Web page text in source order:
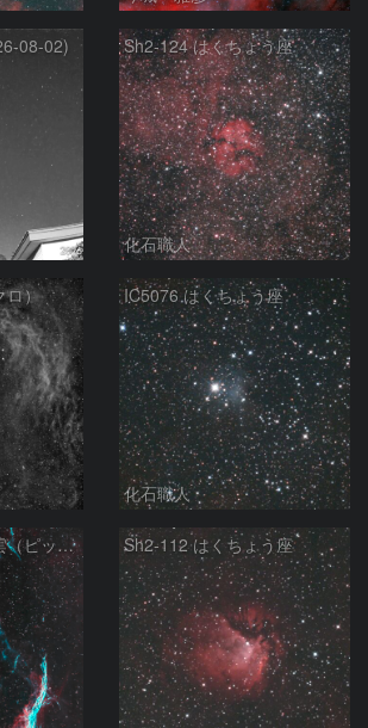
08-02) Sh2-124 はくちょう座
化石職人
ロ） IC5076 はくちょう座
化石職人
十三夜での網状星雲（ピッカリングの三角） Sh2-112 はくちょう座